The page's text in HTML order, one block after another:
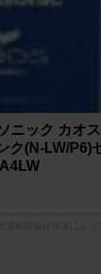
ニック カオ
ク(N-LW/P6)